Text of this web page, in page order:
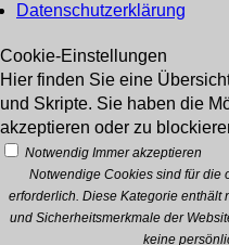
Datenschutzerklärung
Cookie-Einstellungen
Hier finden Sie eine
und Skripte. Sie haben die
akzeptieren oder zu
Notwendig Immer akzeptieren
Notwendige Cookies sind für die
erforderlich. Diese Kategorie enthält
und Sicherheitsmerkmale der
keine